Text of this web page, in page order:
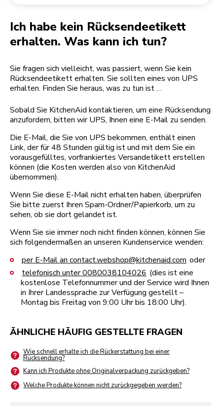
Ich habe kein Rücksendeetikett
erhalten. Was kann ich tun?
Sie fragen sich vielleicht, was passiert, wenn Sie kein
Rücksendeetikett erhalten. Sie sollten eines von UPS
erhalten. Finden Sie heraus, was zu tun ist …
Sobald Sie KitchenAid kontaktieren, um eine Rücksendung
anzufordern, bitten wir UPS, Ihnen eine E-Mail zu senden.
Die E-Mail, die Sie von UPS bekommen, enthält einen
Link, der für 48 Stunden gültig ist und mit dem Sie ein
vorausgefülltes, vorfrankiertes Versandetikett erstellen
können (die Kosten werden also von KitchenAid
übernommen).
Wenn Sie diese E-Mail nicht erhalten haben, überprüfen
Sie bitte zuerst Ihren Spam-Ordner/Papierkorb, um zu
sehen, ob sie dort gelandet ist.
Wenn Sie sie immer noch nicht finden können, können Sie
sich folgendermaßen an unseren Kundenservice wenden:
per E-Mail an contact.webshop@kitchenaid.com oder
telefonisch unter 0080038104026 (dies ist eine
kostenlose Telefonnummer und der Service wird Ihnen
in Ihrer Landessprache zur Verfügung gestellt –
Montag bis Freitag von 9:00 Uhr bis 18:00 Uhr).
ÄHNLICHE HÄUFIG GESTELLTE FRAGEN
Wie schnell erhalte ich die Rückerstattung bei einer
Rücksendung?
Kann ich Produkte ohne Originalverpackung zurückgeben?
Welche Produkte können nicht zurückgegeben werden?